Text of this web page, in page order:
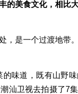
的美食文化，相比
是一个过渡地带
味道，既有山野味
汕卫视去拍摄了7